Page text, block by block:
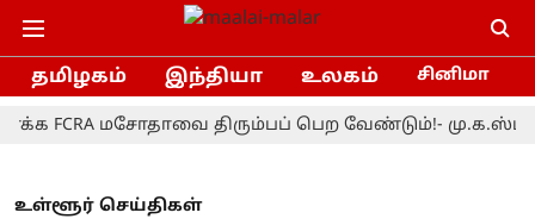
தமிழகம் இந்தியா உலகம் சினிமா
மசோதாவை திரும்பப் பெற வேண்டும்!- மு.க.ஸ்டாலின்
உள்ளூர் செய்திகள்